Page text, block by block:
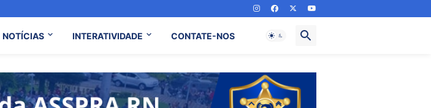
NOTÍCIAS INTERATIVIDADE CONTATE-NOS